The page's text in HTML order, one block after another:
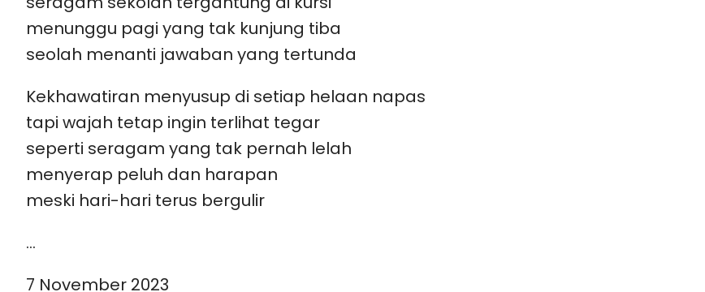
menunggu pagi yang tak kunjung tiba
seolah menanti jawaban yang tertunda
Kekhawatiran menyusup di setiap helaan napas
tapi wajah tetap ingin terlihat tegar
seperti seragam yang tak pernah lelah
menyerap peluh dan harapan
meski hari-hari terus bergulir
…
7 November 2023